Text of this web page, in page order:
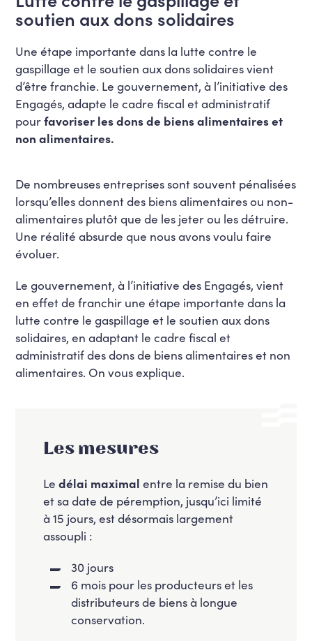
soutien aux dons solidaires
Une étape importante dans la lutte contre le
gaspillage et le soutien aux dons solidaires vient
d’être franchie. Le gouvernement, à l’initiative des
Engagés, adapte le cadre fiscal et administratif
pourfavoriser les dons de biens alimentaires et
non alimentaires.
De nombreuses entreprises sont souvent pénalisées
lorsqu’elles donnent des biens alimentaires ou non-
alimentaires plutôt que de les jeter ou les détruire.
Une réalité absurde que nous avons voulu faire
évoluer.
Le gouvernement, à l’initiative des Engagés, vient
en effet de franchir une étape importante dans la
lutte contre le gaspillage et le soutien aux dons
solidaires, en adaptant le cadre fiscal et
administratif des dons de biens alimentaires et non
alimentaires. On vous explique.
Les mesures
Ledélai maximal entre la remise du bien
et sa date de péremption, jusqu’ici limité
à 15 jours, est désormais largement
assoupli :
30 jours
6 mois pour les producteurs et les
distributeurs de biens à longue
conservation.